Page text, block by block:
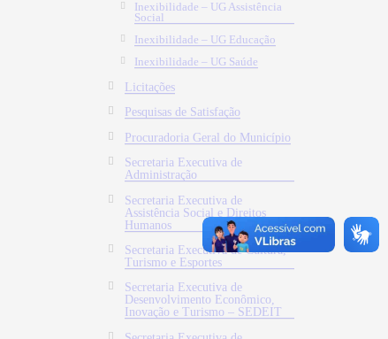
Inexibilidade – UG Assistência
Social
Inexibilidade – UG Educação
Inexibilidade – UG Saúde
Licitações
Pesquisas de Satisfação
Procuradoria Geral do Município
Secretaria Executiva de
Administração
Secretaria Executiva de
Assistência Social e Direitos
Humanos
Secretaria Executiva de Cultura,
Turismo e Esportes
Secretaria Executiva de
Desenvolvimento Econômico,
Inovação e Turismo – SEDEIT